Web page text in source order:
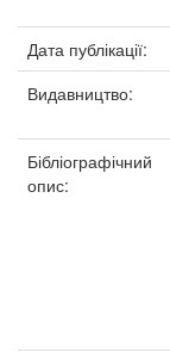
Дата публікації:
Видавництво:
Бібліографічний
опис: